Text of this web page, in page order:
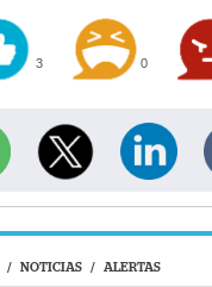
3 0
/ NOTICIAS / ALERTAS